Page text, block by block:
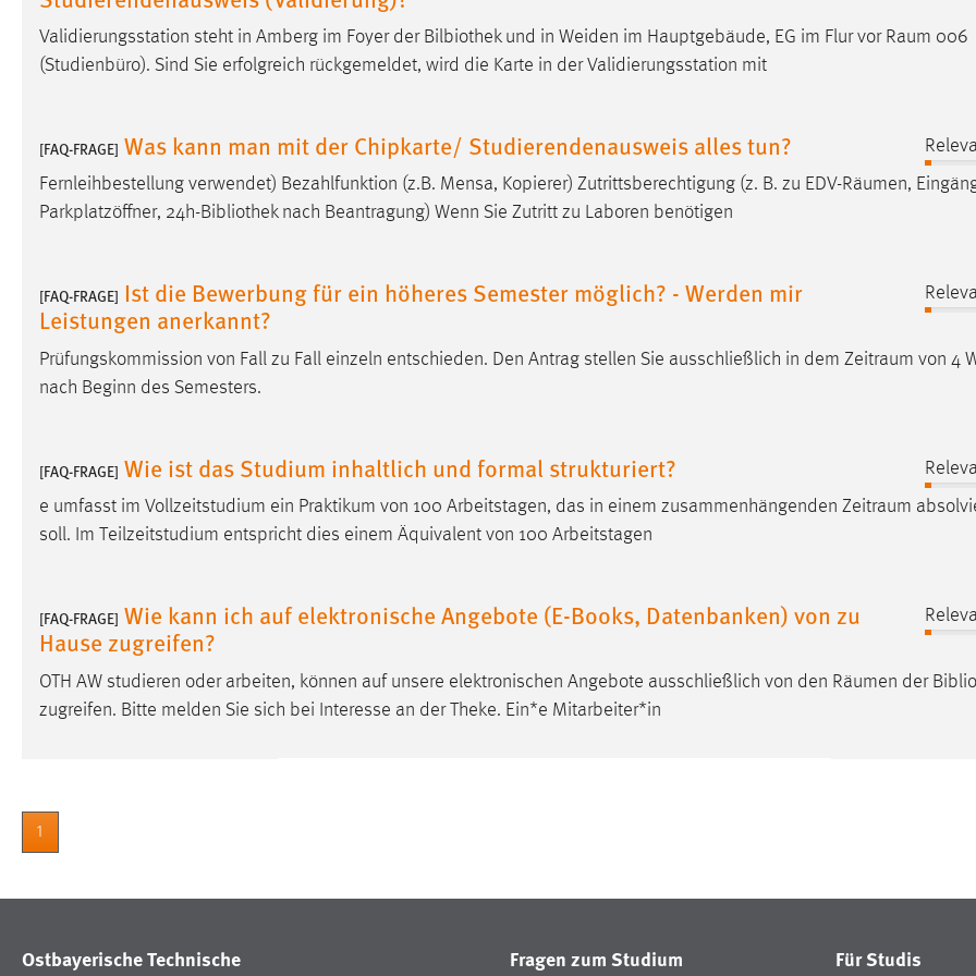
Validierungsstation steht in Amberg im Foyer der Bilbiothek und in Weiden im Hauptgebäude, EG im Flur vor Raum 006
(Studienbüro). Sind Sie erfolgreich rückgemeldet, wird die Karte in der Validierungsstation mit
[FAQ-FRAGE] Was kann man mit der Chipkarte/ Studierendenausweis alles tun?
Fernleihbestellung verwendet) Bezahlfunktion (z.B. Mensa, Kopierer) Zutrittsberechtigung (z. B. zu EDV-Räumen,
Parkplatzöffner, 24h-Bibliothek nach Beantragung) Wenn Sie Zutritt zu Laboren benötigen
[FAQ-FRAGE] Ist die Bewerbung für ein höheres Semester möglich? - Werden mir
Leistungen anerkannt?
Prüfungskommission von Fall zu Fall einzeln entschieden. Den Antrag stellen Sie ausschließlich in dem Zeitraum von 4
nach Beginn des Semesters.
[FAQ-FRAGE] Wie ist das Studium inhaltlich und formal strukturiert?
e umfasst im Vollzeitstudium ein Praktikum von 100 Arbeitstagen, das in einem zusammenhängenden Zeitraum
soll. Im Teilzeitstudium entspricht dies einem Äquivalent von 100 Arbeitstagen
[FAQ-FRAGE] Wie kann ich auf elektronische Angebote (E-Books, Datenbanken) von zu
Hause zugreifen?
OTH AW studieren oder arbeiten, können auf unsere elektronischen Angebote ausschließlich von den Räumen der
zugreifen. Bitte melden Sie sich bei Interesse an der Theke. Ein*e Mitarbeiter*in
1
Ostbayerische Technische
Fragen zum Studium Für Studis
Matomo
Cookie Laufzeit: Max. 13 Monate
Marketing Cookies werden von Drittanbietern
verwendet, um personalisierte Werbung anzuzeigen.
hinweg verfolgen.
Name: _gcl_au
Anbieter: Google Ireland Limited
Facebook Pixel
Name: _fbp